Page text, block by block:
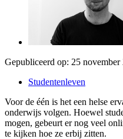
Gepubliceerd op: 25 november
Studentenleven
Voor de één is het een helse
onderwijs volgen. Hoewel
mogen, gebeurt er nog veel
te kijken hoe ze erbij zitten.